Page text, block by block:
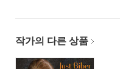
작가의 다른 상품